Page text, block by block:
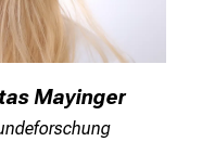
Mayinger